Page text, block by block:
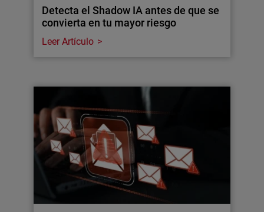
Detecta el Shadow IA antes de que se
convierta en tu mayor riesgo
Leer Artículo